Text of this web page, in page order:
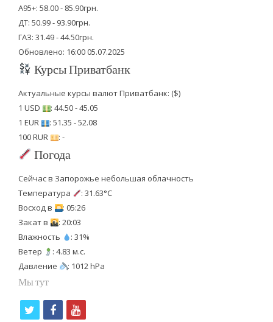
А95+: 58.00 - 85.90грн.
ДТ: 50.99 - 93.90грн.
ГАЗ: 31.49 - 44.50грн.
Обновлено: 16:00 05.07.2025
Курсы Приватбанк
Актуальные курсы валют Приватбанк: ($)
1 USD
: 44.50 - 45.05
1 EUR
: 51.35 - 52.08
100 RUR
: -
Погода
Сейчас в Запорожье небольшая облачность
Температура
: 31.63°C
Восход в
: 05:26
Закат в
: 20:03
Влажность
: 31%
Ветер
: 4.83 м.с.
Давление
: 1012 hPa
Мы тут
f
y